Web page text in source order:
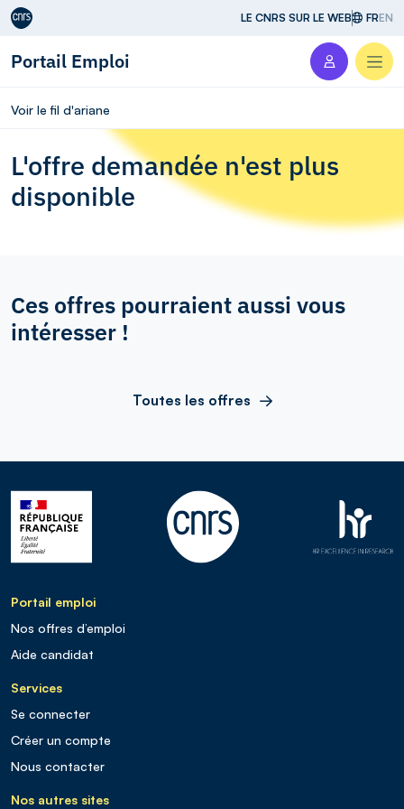
Aller au contenu LE CNRS SUR LE WEB FREN
Portail Emploi
Voir le fil d'ariane
L'offre demandée n'est plus
disponible
Ces offres pourraient aussi vous
intéresser !
Toutes les offres
Portail emploi
Nos offres d’emploi
Aide candidat
Services
Se connecter
Créer un compte
Nous contacter
Nos autres sites